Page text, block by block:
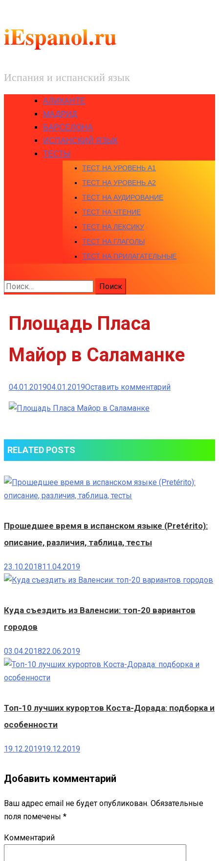
iEspanol.ru
Испания и испанский язык
АЛИКАНТЕ
МАДРИД
БАРСЕЛОНА
ИСПАНСКИЙ ЯЗЫК
ТЕСТЫ
ТЕСТ НА УРОВЕНЬ A1
ТЕСТ НА УРОВЕНЬ A2
ТЕСТ НА АУДИРОВАНИЕ
ТЕСТ НА ЧТЕНИЕ
ТЕСТ НА ЛЕКСИКУ
ТЕСТ НА ГЛАГОЛЫ
ТЕСТ НА ПРИЛАГАТЕЛЬНЫЕ
Найти:
Площадь Пласа
Майор в Саламанке
04.01.201904.01.2019Оставить комментарийк
в
RELATED POSTS
Прошедшее время в испанском языке (Pretérito):
описание, различия, таблица, тесты
23.10.201811.04.2019
Куда съездить из Валенсии: топ-20 вариантов
городов
03.04.201822.06.2019
Топ-10 лучших курортов Коста-Дорада: подборка и
особенности
19.12.201919.12.2019
Добавить комментарий
Ваш адрес email не будет опубликован. Обязательные
поля помечены *
Комментарий